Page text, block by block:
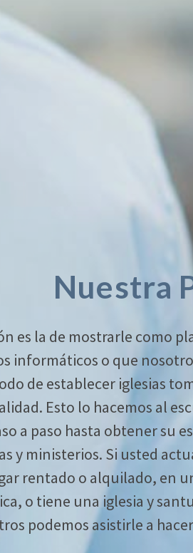
Nuestra
es la de mostrarle como
informáticos o que
de establecer iglesias
Esto lo hacemos al
a paso hasta obtener su
y ministerios. Si usted
rentado o alquilado, en
o tiene una iglesia y
podemos asistirle a